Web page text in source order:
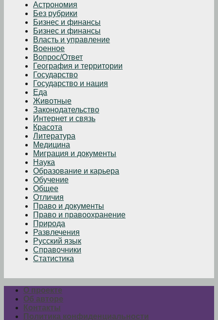
Астрономия
Без рубрики
Бизнеc и финансы
Бизнес и финансы
Власть и управление
Военное
Вопрос/Ответ
География и территории
Государство
Государство и нация
Еда
Животные
Законодательство
Интернет и связь
Красота
Литература
Медицина
Миграция и документы
Наука
Образование и карьера
Обучение
Общее
Отличия
Право и документы
Право и правоохранение
Природа
Развлечения
Русский язык
Справочники
Статистика
О проекте
Об авторе
Контакты
Политика конфиденциальности